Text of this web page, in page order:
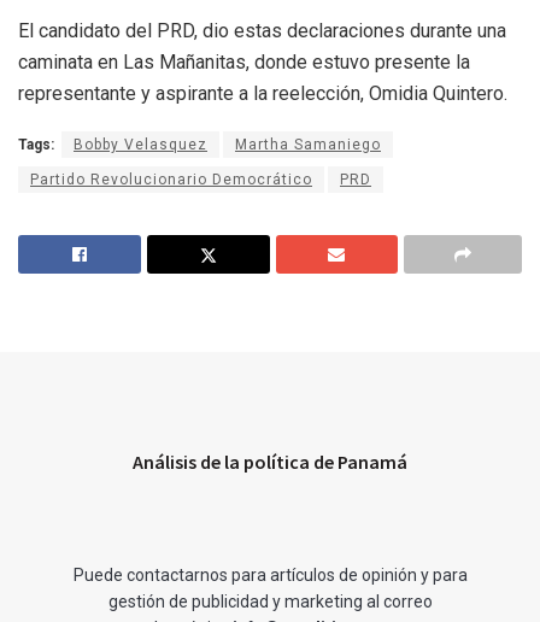
El candidato del PRD, dio estas declaraciones durante una
caminata en Las Mañanitas, donde estuvo presente la
representante y aspirante a la reelección, Omidia Quintero.
Tags: Bobby Velasquez Martha Samaniego
Partido Revolucionario Democrático PRD
Análisis de la política de Panamá
Puede contactarnos para artículos de opinión y para
gestión de publicidad y marketing al correo